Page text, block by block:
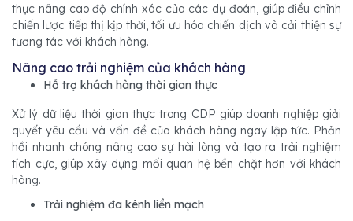
thực nâng cao độ chính xác của các dự đoán, giúp điều chỉnh
chiến lược tiếp thị kịp thời, tối ưu hóa chiến dịch và cải thiện sự
tương tác với khách hàng.
Nâng cao trải nghiệm của khách hàng
Hỗ trợ khách hàng thời gian thực
Xử lý dữ liệu thời gian thực trong CDP giúp doanh nghiệp giải
quyết yêu cầu và vấn đề của khách hàng ngay lập tức. Phản
hồi nhanh chóng nâng cao sự hài lòng và tạo ra trải nghiệm
tích cực, giúp xây dựng mối quan hệ bền chặt hơn với khách
hàng.
Trải nghiệm đa kênh liền mạch